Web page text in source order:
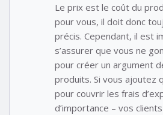
Le prix est le coût du
pour vous, il doit donc
précis. Cependant, il est
s’assurer que vous ne
pour créer un argument
produits. Si vous ajoutez
pour couvrir les frais
d’importance – vos